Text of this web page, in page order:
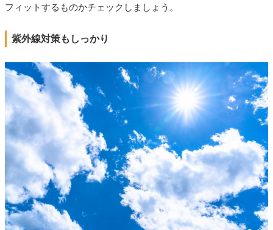
フィットするものかチェックしましょう。
紫外線対策もしっかり